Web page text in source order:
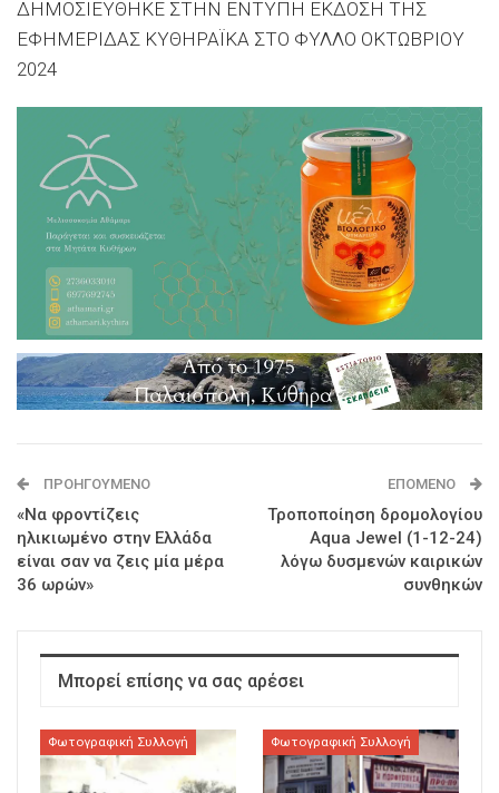
ΔΗΜΟΣΙΕΥΘΗΚΕ ΣΤΗΝ ΕΝΤΥΠΗ ΕΚΔΟΣΗ ΤΗΣ
ΕΦΗΜΕΡΙΔΑΣ ΚΥΘΗΡΑΪΚΑ ΣΤΟ ΦΥΛΛΟ ΟΚΤΩΒΡΙΟΥ
2024
ΠΡΟΗΓΟΎΜΕΝΟ
«Να φροντίζεις
ηλικιωμένο στην Ελλάδα
είναι σαν να ζεις μία μέρα
36 ωρών»
ΕΠΌΜΕΝΟ
Τροποποίηση δρομολογίου
Aqua Jewel (1-12-24)
λόγω δυσμενών καιρικών
συνθηκών
Μπορεί επίσης να σας αρέσει
Φωτογραφική Συλλογή Φωτογραφική Συλλογή